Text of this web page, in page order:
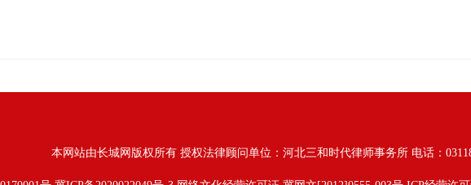
本网站由长城网版权所有 授权法律顾问单位：河北三和时代律师事务所 电话：